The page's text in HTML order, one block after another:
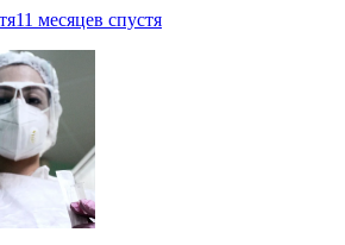
11 месяцев спустя